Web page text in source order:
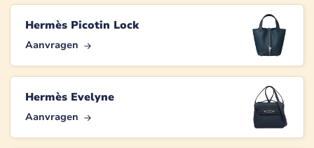
Hermès Picotin Lock
Aanvragen
Hermès Evelyne
Aanvragen